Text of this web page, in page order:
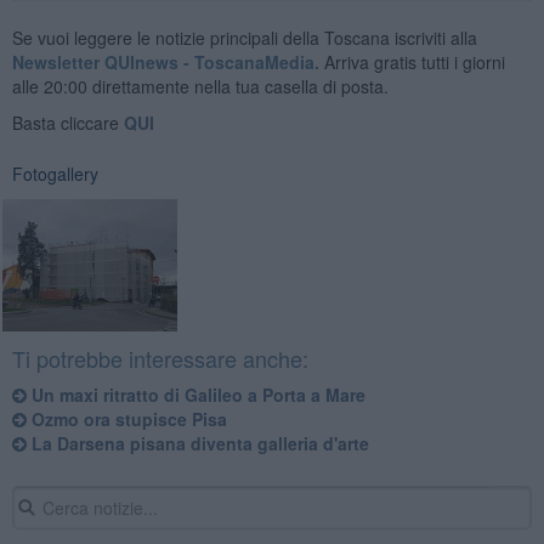
Se vuoi leggere le notizie principali della Toscana iscriviti alla
Newsletter QUInews - ToscanaMedia. Arriva gratis tutti i giorni
alle 20:00 direttamente nella tua casella di posta.
Basta cliccare QUI
Fotogallery
Ti potrebbe interessare anche:
Un maxi ritratto di Galileo a Porta a Mare
Ozmo ora stupisce Pisa
La Darsena pisana diventa galleria d'arte